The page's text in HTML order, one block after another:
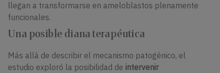
llegan a transformarse en ameloblastos plenamente
funcionales.
Una posible diana terapéutica
Más allá de describir el mecanismo patogénico, el
estudio exploró la posibilidad de intervenir